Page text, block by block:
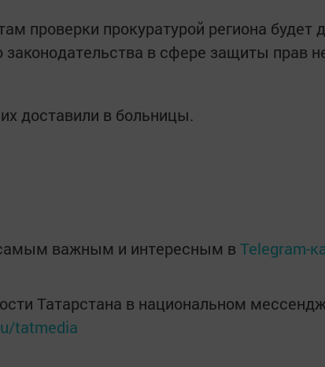
проверки прокуратурой региона будет
в сфере защиты прав
доставили в больницы.
важным и интересным в Telegram-
Татарстана в национальном
tatmedia